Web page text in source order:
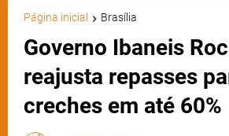
Página inicial Brasília
Governo Ibaneis
reajusta repasses
creches em até 60%